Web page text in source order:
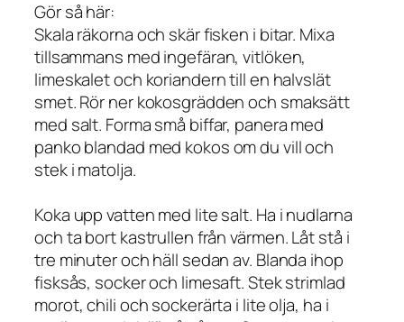
Gör så här:
Skala räkorna och skär fisken i bitar. Mixa
tillsammans med ingefäran, vitlöken,
limeskalet och koriandern till en halvslät
smet. Rör ner kokosgrädden och smaksätt
med salt. Forma små biffar, panera med
panko blandad med kokos om du vill och
stek i matolja.
Koka upp vatten med lite salt. Ha i nudlarna
och ta bort kastrullen från värmen. Låt stå i
tre minuter och häll sedan av. Blanda ihop
fisksås, socker och limesaft. Stek strimlad
morot, chili och sockerärta i lite olja, ha i